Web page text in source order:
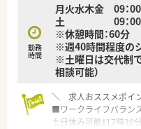
勤務
時間
月火水木金 09：00
土 09：00～
※休憩時間：60分
※週40時間程度の
※土曜日は交代制
相談可能）
＼ 求人おススメポイ
■ワークライフバラン
土日休み可能！17時30